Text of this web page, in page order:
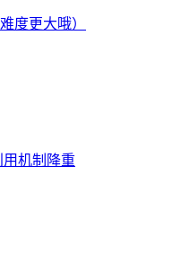
度更大哦）
机制降重